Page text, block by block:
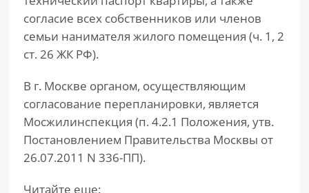
согласие всех собственников или членов
семьи нанимателя жилого помещения (ч. 1, 2
ст. 26 ЖК РФ).
В г. Москве органом, осуществляющим
согласование перепланировки, является
Мосжилинспекция (п. 4.2.1 Положения, утв.
Постановлением Правительства Москвы от
26.07.2011 N 336-ПП).
Читайте еще: